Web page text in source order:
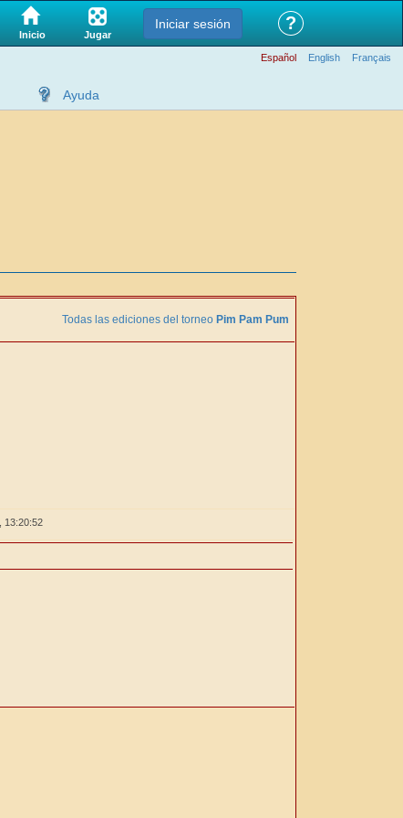
Inicio Jugar
Iniciar sesión ?
Español English Français
Ayuda
Todas las ediciones del torneo Pim Pam Pum
13:20:52